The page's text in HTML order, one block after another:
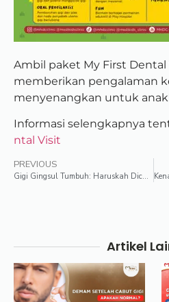
Ambil paket My First
memberikan pengalaman
menyenangkan untuk
Informasi selengkapnya
ntal Visit
PREVIOUS
Gigi Gingsul Tumbuh: Haruskah Dicabut?
Artikel